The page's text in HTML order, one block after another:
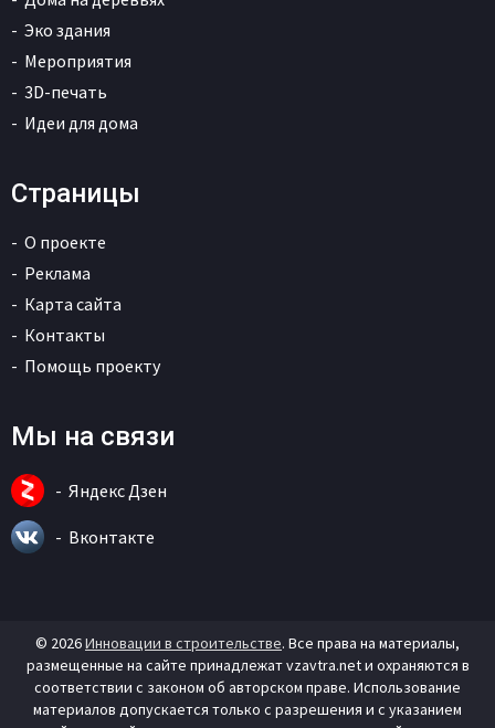
Эко здания
Мероприятия
3D-печать
Идеи для дома
Страницы
О проекте
Реклама
Карта сайта
Контакты
Помощь проекту
Мы на связи
Яндекс Дзен
Вконтакте
© 2026Инновации в строительстве. Все права на материалы,
размещенные на сайте принадлежат vzavtra.net и охраняются в
соответствии с законом об авторском праве. Использование
материалов допускается только с разрешения и с указанием